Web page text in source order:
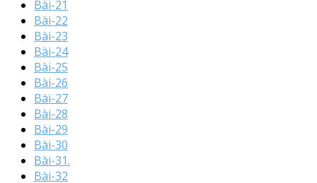
Bài-21
Bài-22
Bài-23
Bài-24
Bài-25
Bài-26
Bài-27
Bài-28
Bài-29
Bài-30
Bài-31.
Bài-32